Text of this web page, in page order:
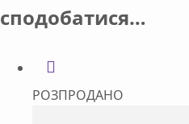
сподобатися…
РОЗПРОДАНО